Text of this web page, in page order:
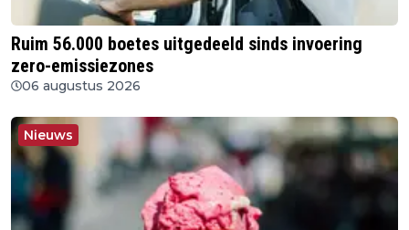
Ruim 56.000 boetes uitgedeeld sinds invoering
zero-emissiezones
06 augustus 2026
Nieuws